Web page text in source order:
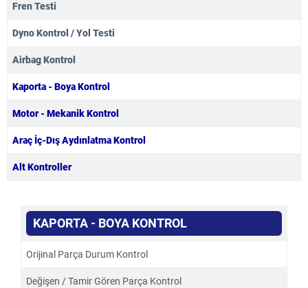
Fren Testi
Dyno Kontrol / Yol Testi
Airbag Kontrol
Kaporta - Boya Kontrol
Motor - Mekanik Kontrol
Araç İç-Dış Aydınlatma Kontrol
Alt Kontroller
KAPORTA - BOYA KONTROL
Orijinal Parça Durum Kontrol
Değişen / Tamir Gören Parça Kontrol